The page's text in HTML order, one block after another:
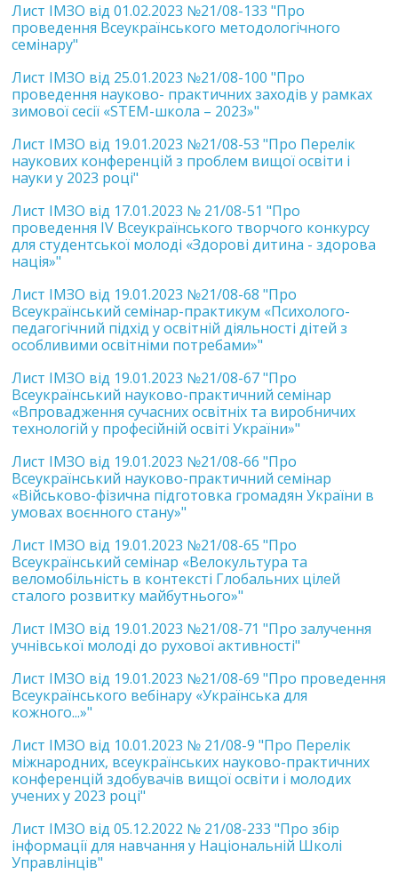
Лист ІМЗО від 01.02.2023 №21/08-133 "Про
проведення Всеукраїнського методологічного
семінару"
Лист ІМЗО від 25.01.2023 №21/08-100 "Про
проведення науково- практичних заходів у рамках
зимової сесії «STEM-школа – 2023»"
Лист ІМЗО від 19.01.2023 №21/08-53 "Про Перелік
наукових конференцій з проблем вищої освіти і
науки у 2023 році"
Лист ІМЗО від 17.01.2023 № 21/08-51 "Про
проведення IV Всеукраїнського творчого конкурсу
для студентської молоді «Здорові дитина - здорова
нація»"
Лист ІМЗО від 19.01.2023 №21/08-68 "Про
Всеукраїнський семінар-практикум «Психолого-
педагогічний підхід у освітній діяльності дітей з
особливими освітніми потребами»"
Лист ІМЗО від 19.01.2023 №21/08-67 "Про
Всеукраїнський науково-практичний семінар
«Впровадження сучасних освітніх та виробничих
технологій у професійній освіті України»"
Лист ІМЗО від 19.01.2023 №21/08-66 "Про
Всеукраїнський науково-практичний семінар
«Військово-фізична підготовка громадян України в
умовах воєнного стану»"
Лист ІМЗО від 19.01.2023 №21/08-65 "Про
Всеукраїнський семінар «Велокультура та
веломобільність в контексті Глобальних цілей
сталого розвитку майбутнього»"
Лист ІМЗО від 19.01.2023 №21/08-71 "Про залучення
учнівської молоді до рухової активності"
Лист ІМЗО від 19.01.2023 №21/08-69 "Про проведення
Всеукраїнського вебінару «Українська для
кожного...»"
Лист ІМЗО від 10.01.2023 № 21/08-9 "Про Перелік
міжнародних, всеукраїнських науково-практичних
конференцій здобувачів вищої освіти і молодих
учених у 2023 році"
Лист ІМЗО від 05.12.2022 № 21/08-233 "Про збір
інформації для навчання у Національній Школі
Управлінців"